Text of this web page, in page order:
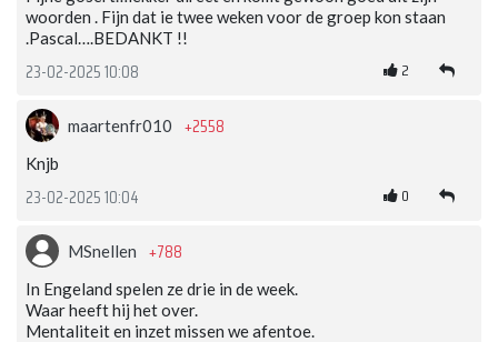
woorden . Fijn dat ie twee weken voor de groep kon staan
.Pascal….BEDANKT !!
23-02-2025 10:08 2
maartenfr010 +2558
Knjb
23-02-2025 10:04 0
MSnellen +788
In Engeland spelen ze drie in de week.
Waar heeft hij het over.
Mentaliteit en inzet missen we afentoe.